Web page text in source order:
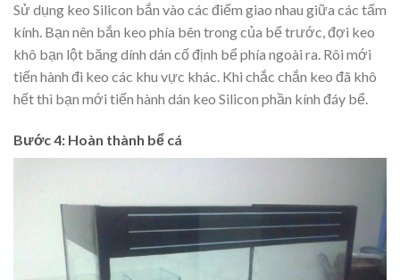
Sử dụng keo Silicon bắn vào các điểm giao nhau giữa các tấm
kính. Bạn nên bắn keo phía bên trong của bể trước, đợi keo
khô bạn lột băng dính dán cố định bể phía ngoài ra. Rôi mới
tiến hành đi keo các khu vực khác. Khi chắc chắn keo đã khô
hết thì bạn mới tiến hành dán keo Silicon phần kính đáy bể.
Bước 4: Hoàn thành bể cá